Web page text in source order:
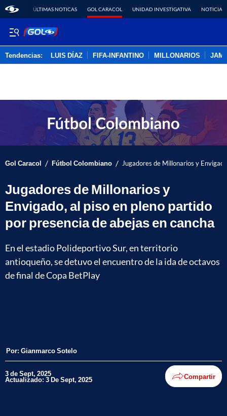
ÚLTIMAS NOTICAS GOL CARACOL UNIDAD INVESTIGATIVA NOTICIAS
Tendencias: LUIS DÍAZ FIFA-INFANTINO MILLONARIOS
Gol Caracol / Fútbol Colombiano / Jugadores de Millonarios y
Jugadores de Millonarios y
Envigado, al piso en pleno partido
por presencia de abejas en cancha
En el estadio Polideportivo Sur, en territorio
antioqueño, se detuvo el encuentro de la ida de octavos
de final de Copa BetPlay
Por: Gianmarco Sotelo
3 de Sept, 2025
Actualizado: 3 De Sept, 2025 Compartir